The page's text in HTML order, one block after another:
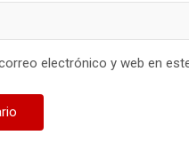
electrónico y web en